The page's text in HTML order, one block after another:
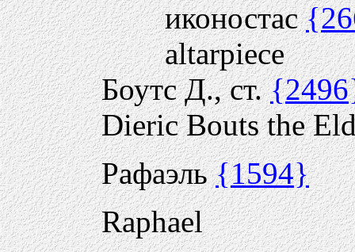
иконостас
altarpiece
Боутс Д., ст.
Dieric Bouts the
Рафаэль{1594}
Raphael